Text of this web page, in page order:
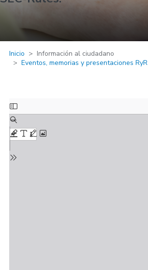
Inicio
Información al ciudadano
Eventos, memorias y presentaciones RyR